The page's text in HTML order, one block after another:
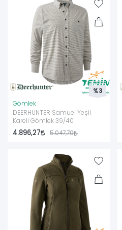
Gömlek
DEERHUNTER Samuel Yeşil
Kareli Gömlek 39/40
4.896,27 5.047,70
%3